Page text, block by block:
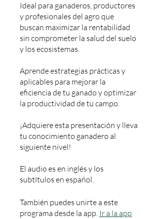
Ideal para ganaderos, productores
y profesionales del agro que
buscan maximizar la rentabilidad
sin comprometer la salud del suelo
y los ecosistemas.
Aprende estrategias prácticas y
aplicables para mejorar la
eficiencia de tu ganado y optimizar
la productividad de tu campo.
¡Adquiere esta presentación y lleva
tu conocimiento ganadero al
siguiente nivel!
El audio es en inglés y los
subtítulos en español.
También puedes unirte a este
programa desde la app. Ir a la app